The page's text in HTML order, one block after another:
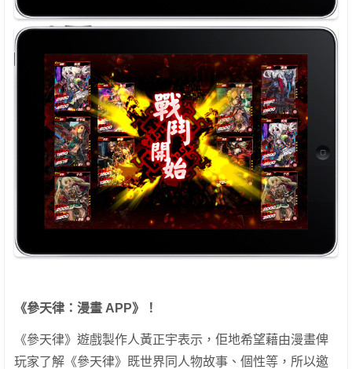
《參天律：漫畫 APP》！
《參天律》遊戲製作人黃正宇表示，佢地希望藉由漫畫俾
玩家了解《參天律》既世界同人物故事、個性等，所以邀